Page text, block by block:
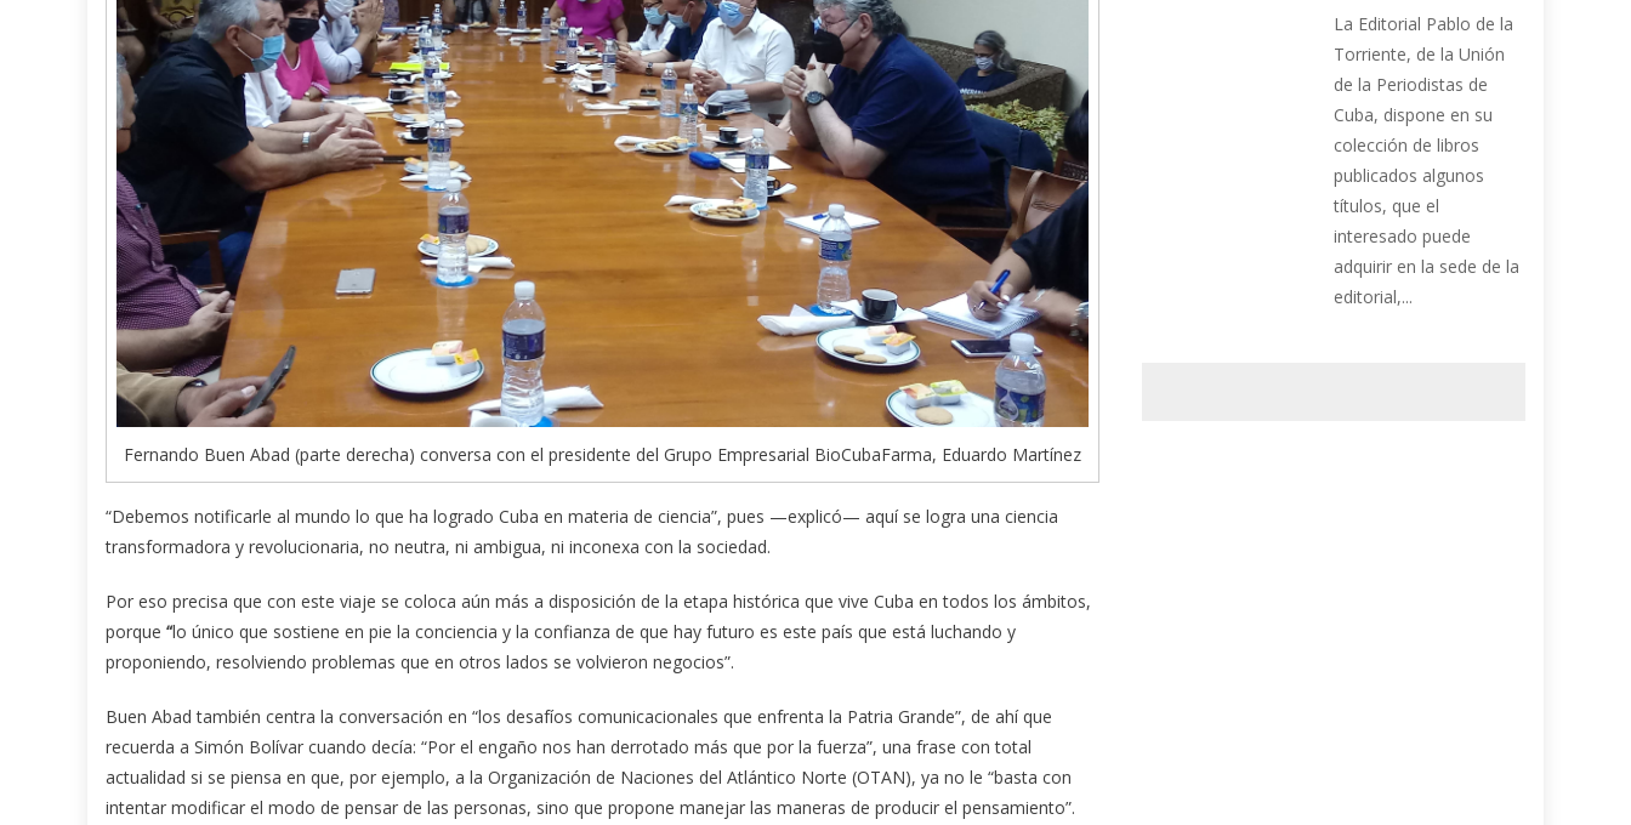
Fernando Buen Abad (parte derecha) conversa con el presidente del Grupo Empresarial BioCubaFarma, Eduardo Martínez
“Debemos notificarle al mundo lo que ha logrado Cuba en materia de ciencia”, pues —explicó— aquí se logra una ciencia
transformadora y revolucionaria, no neutra, ni ambigua, ni inconexa con la sociedad.
Por eso precisa que con este viaje se coloca aún más a disposición de la etapa histórica que vive Cuba en todos los ámbitos,
porque “lo único que sostiene en pie la conciencia y la confianza de que hay futuro es este país que está luchando y
proponiendo, resolviendo problemas que en otros lados se volvieron negocios”.
Buen Abad también centra la conversación en “los desafíos comunicacionales que enfrenta la Patria Grande”, de ahí que
recuerda a Simón Bolívar cuando decía: “Por el engaño nos han derrotado más que por la fuerza”, una frase con total
actualidad si se piensa en que, por ejemplo, a la Organización de Naciones del Atlántico Norte (OTAN), ya no le “basta con
intentar modificar el modo de pensar de las personas, sino que propone manejar las maneras de producir el pensamiento”.
La Editorial Pablo de la
Torriente, de la Unión
de la Periodistas de
Cuba, dispone en su
colección de libros
publicados algunos
títulos, que el
interesado puede
adquirir en la sede de la
editorial,...